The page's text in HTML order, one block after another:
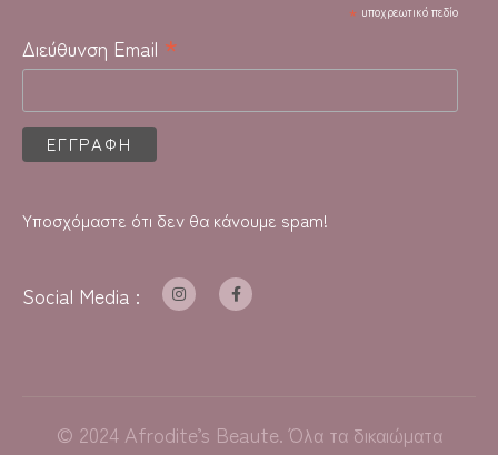
* υποχρεωτικό πεδίο
Διεύθυνση Email *
Υποσχόμαστε ότι δεν θα κάνουμε spam!
Social Media :
© 2024Afrodite’s Beaute. Όλα τα δικαιώματα